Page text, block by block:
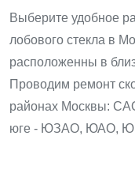
Выберите удобное
лобового стекла в
расположенны в
Проводим ремонт
районах Москвы:
юге - ЮЗАО, ЮАО,